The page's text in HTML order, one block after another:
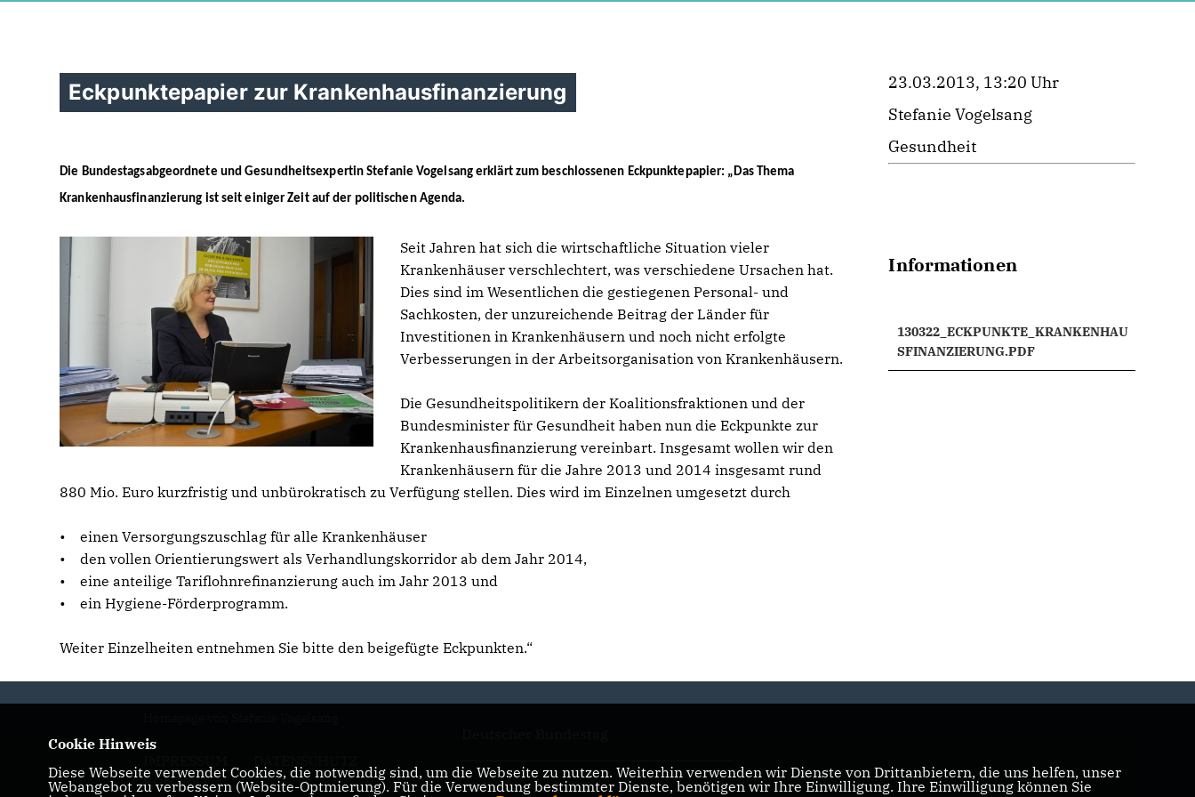
Eckpunktepapier zur Krankenhausfinanzierung
Die Bundestagsabgeordnete und Gesundheitsexpertin Stefanie Vogelsang erklärt zum beschlossenen Eckpunktepapier: „Das Thema
Krankenhausfinanzierung ist seit einiger Zeit auf der politischen Agenda.
Seit Jahren hat sich die wirtschaftliche Situation vieler
Krankenhäuser verschlechtert, was verschiedene Ursachen hat.
Dies sind im Wesentlichen die gestiegenen Personal- und
Sachkosten, der unzureichende Beitrag der Länder für
Investitionen in Krankenhäusern und noch nicht erfolgte
Verbesserungen in der Arbeitsorganisation von Krankenhäusern.
Die Gesundheitspolitikern der Koalitionsfraktionen und der
Bundesminister für Gesundheit haben nun die Eckpunkte zur
Krankenhausfinanzierung vereinbart. Insgesamt wollen wir den
Krankenhäusern für die Jahre 2013 und 2014 insgesamt rund
880 Mio. Euro kurzfristig und unbürokratisch zu Verfügung stellen. Dies wird im Einzelnen umgesetzt durch
• einen Versorgungszuschlag für alle Krankenhäuser
• den vollen Orientierungswert als Verhandlungskorridor ab dem Jahr 2014,
• eine anteilige Tariflohnrefinanzierung auch im Jahr 2013 und
• ein Hygiene-Förderprogramm.
Weiter Einzelheiten entnehmen Sie bitte den beigefügte Eckpunkten.“
23.03.2013, 13:20 Uhr
Stefanie Vogelsang
Gesundheit
Informationen
130322_ECKPUNKTE_KRANKENHAU
SFINANZIERUNG.PDF
KONTAKT
CDU/CSU-Fraktion
Cookie Hinweis
Diese Webseite verwendet Cookies, die notwendig sind, um die Webseite zu nutzen. Weiterhin verwenden wir Dienste von Drittanbietern, die uns helfen, unser
Webangebot zu verbessern (Website-Optmierung). Für die Verwendung bestimmter Dienste, benötigen wir Ihre Einwilligung. Ihre Einwilligung können Sie